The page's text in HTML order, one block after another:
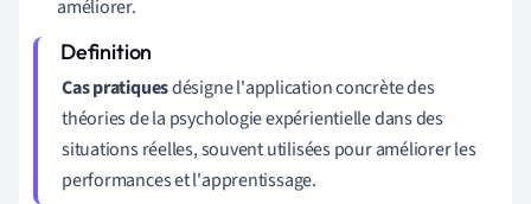
améliorer.
Cas pratiquesdésigne l'application concrète des
théories de la psychologie expérientielle dans des
situations réelles, souvent utilisées pour améliorer les
performances et l'apprentissage.